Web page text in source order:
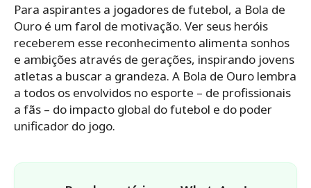
Para aspirantes a jogadores de futebol, a Bola de
Ouro é um farol de motivação. Ver seus heróis
receberem esse reconhecimento alimenta sonhos
e ambições através de gerações, inspirando jovens
atletas a buscar a grandeza. A Bola de Ouro lembra
a todos os envolvidos no esporte – de profissionais
a fãs – do impacto global do futebol e do poder
unificador do jogo.